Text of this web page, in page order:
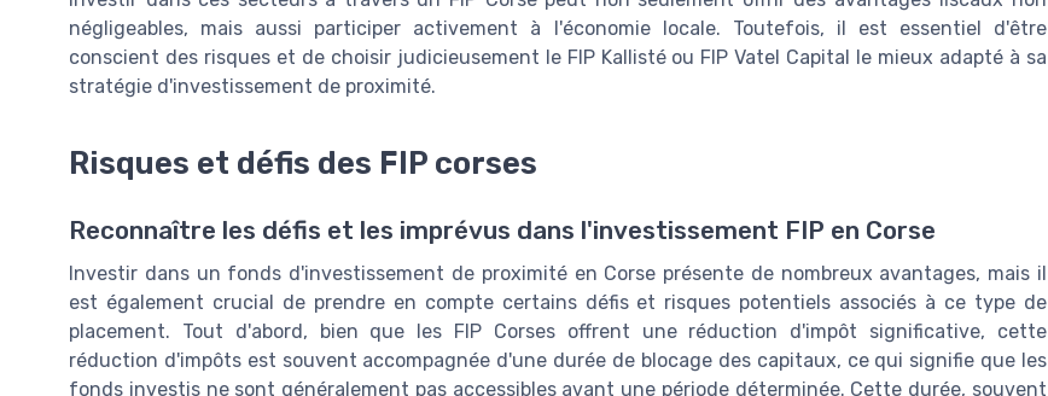
négligeables, mais aussi participer activement à l'économie locale. Toutefois, il est essentiel d'être
conscient des risques et de choisir judicieusement le FIP Kallisté ou FIP Vatel Capital le mieux adapté à sa
stratégie d'investissement de proximité.
Risques et défis des FIP corses
Reconnaître les défis et les imprévus dans l'investissement FIP en Corse
Investir dans un fonds d'investissement de proximité en Corse présente de nombreux avantages, mais il
est également crucial de prendre en compte certains défis et risques potentiels associés à ce type de
placement. Tout d'abord, bien que les FIP Corses offrent une réduction d'impôt significative, cette
réduction d'impôts est souvent accompagnée d'une durée de blocage des capitaux, ce qui signifie que les
fonds investis ne sont généralement pas accessibles avant une période déterminée. Cette durée, souvent